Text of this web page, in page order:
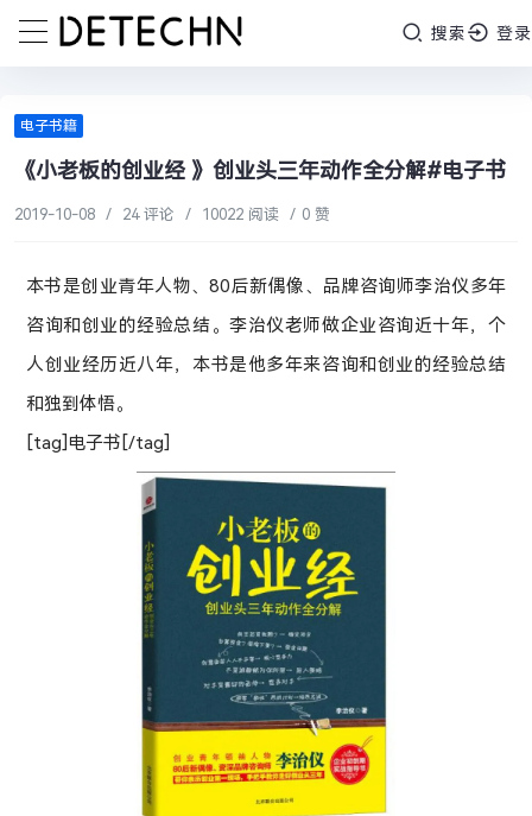
搜索 登录
电子书籍
《小老板的创业经 》创业头三年动作全分解#电子书
2019-10-08 / 24 评论 / 10022 阅读 / 0 赞
本书是创业青年人物、80后新偶像、品牌咨询师李治仪多年
咨询和创业的经验总结。李治仪老师做企业咨询近十年，个
人创业经历近八年，本书是他多年来咨询和创业的经验总结
和独到体悟。
[tag]电子书[/tag]